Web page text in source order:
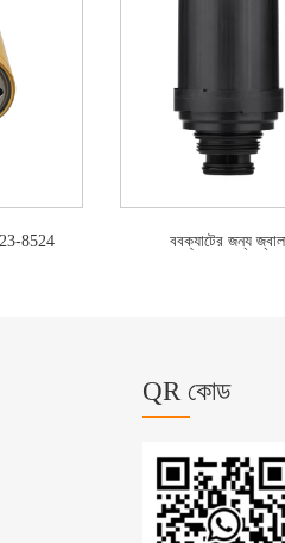
8524 ববক্যাটের জন্য
QR কোড